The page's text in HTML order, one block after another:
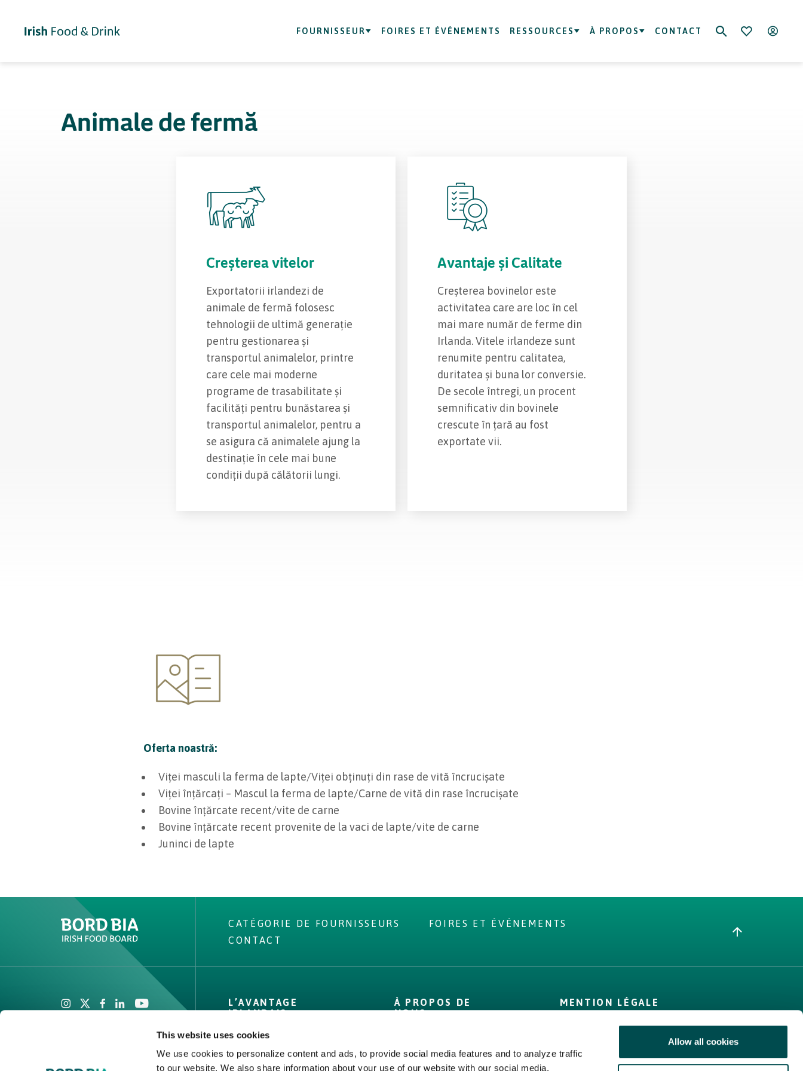
This website uses cookies
We use cookies to personalize content and ads, to provide social media features and to analyze traffic
to our website. We also share information about your use of our website with our social media,
Allow all cookies
FOURNISSEUR FOIRES ET ÉVÉNEMENTS RESSOURCES À PROPOS CONTACT
Animale de fermă
Creșterea vitelor
Exportatorii irlandezi de
animale de fermă folosesc
tehnologii de ultimă generație
pentru gestionarea și
transportul animalelor, printre
care cele mai moderne
programe de trasabilitate și
facilități pentru bunăstarea și
transportul animalelor, pentru a
se asigura că animalele ajung la
destinație în cele mai bune
condiții după călătorii lungi.
Avantaje și Calitate
Creșterea bovinelor este
activitatea care are loc în cel
mai mare număr de ferme din
Irlanda. Vitele irlandeze sunt
renumite pentru calitatea,
duritatea și buna lor conversie.
De secole întregi, un procent
semnificativ din bovinele
crescute în țară au fost
exportate vii.
Oferta noastră:
Viței masculi la ferma de lapte/Viței obținuți din rase de vită încrucișate
Viței înțărcați – Mascul la ferma de lapte/Carne de vită din rase încrucișate
Bovine înțărcate recent/vite de carne
Bovine înțărcate recent provenite de la vaci de lapte/vite de carne
Juninci de lapte
Create New List
CATÉGORIE DE FOURNISSEURS
FOIRES ET ÉVÉNEMENTS
CONTACT
L’AVANTAGE
IRLANDAIS
Marque Propre
Faits & Chiffres
À PROPOS DE
NOUS
Bord Bia
MENTION LÉGALE
Conditions générales
des cookies